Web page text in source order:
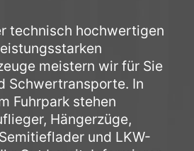
technisch hochwertigen
meistern wir für Sie
Schwertransporte. In
Fuhrpark stehen
Hängerzüge,
und LKW-